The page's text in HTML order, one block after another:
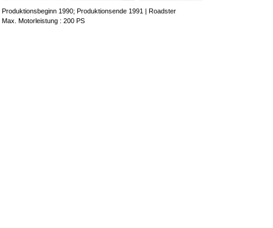
Produktionsbeginn 1990; Produktionsende 1991 | Roadster
Max. Motorleistung : 200 PS